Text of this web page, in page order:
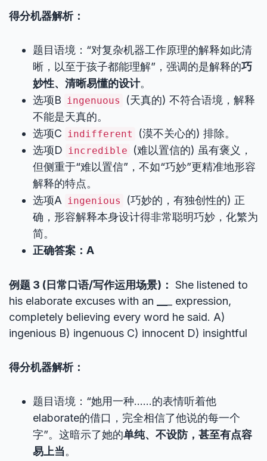
得分机器解析：
题目语境：“对复杂机器工作原理的解释如此清
晰，以至于孩子都能理解”，强调的是解释的巧
妙性、清晰易懂的设计。
选项B ingenuous
(天真的) 不符合语境，解释
不能是天真的。
选项C indifferent
(漠不关心的) 排除。
选项D incredible
(难以置信的) 虽有褒义，
但侧重于“难以置信”，不如“巧妙”更精准地形容
解释的特点。
选项A ingenious
(巧妙的，有独创性的) 正
确，形容解释本身设计得非常聪明巧妙，化繁为
简。
正确答案：A
例题 3 (日常口语/写作运用场景)： She listened to
his elaborate excuses with an
_ expression,
completely believing every word he said. A)
ingenious B) ingenuous C) innocent D) insightful
得分机器解析：
题目语境：“她用一种……的表情听着他
elaborate的借口，完全相信了他说的每一个
字”。这暗示了她的单纯、不设防，甚至有点容
易上当。